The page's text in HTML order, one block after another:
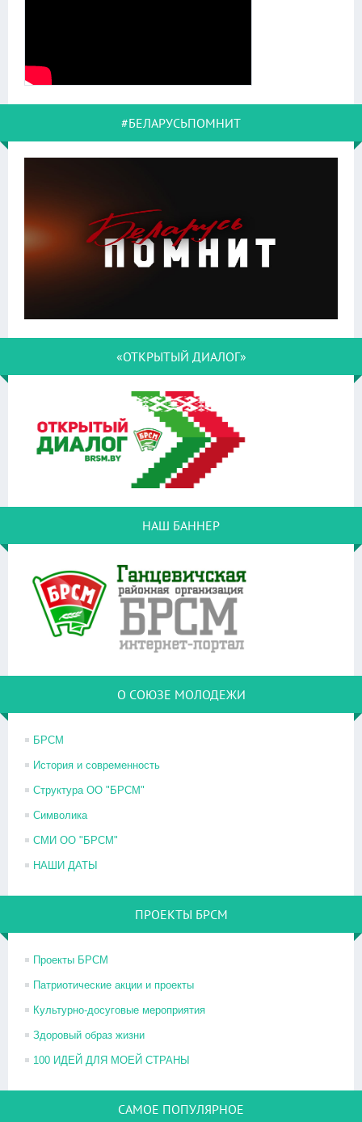
#БЕЛАРУСЬПОМНИТ
«ОТКРЫТЫЙ ДИАЛОГ»
НАШ БАННЕР
О СОЮЗЕ МОЛОДЕЖИ
БРСМ
История и современность
Структура ОО "БРСМ"
Символика
СМИ ОО "БРСМ"
НАШИ ДАТЫ
ПРОЕКТЫ БРСМ
Проекты БРСМ
Патриотические акции и проекты
Культурно-досуговые мероприятия
Здоровый образ жизни
100 ИДЕЙ ДЛЯ МОЕЙ СТРАНЫ
САМОЕ ПОПУЛЯРНОЕ